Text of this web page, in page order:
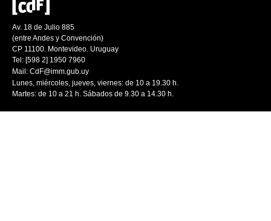
Av. 18 de Julio 885
(entre Andes y Convención)
CP 11100. Montevideo. Uruguay
Tel: [598 2] 1950 7960
Mail: CdF@imm.gub.uy
Lunes, miércoles, jueves, viernes: de 10 a 19.30 h.
Martes: de 10 a 21 h. Sábados de 9.30 a 14.30 h.